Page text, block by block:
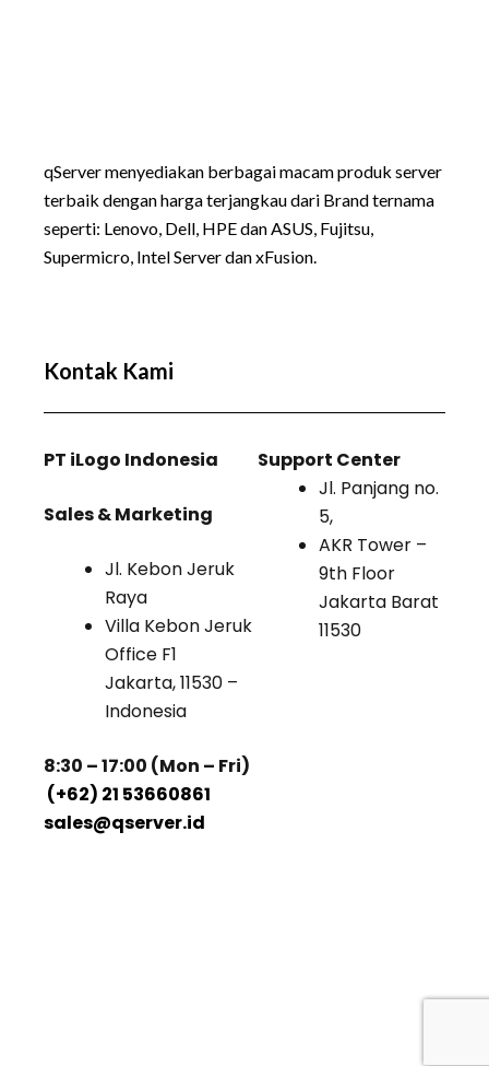
qServer menyediakan berbagai macam produk server
terbaik dengan harga terjangkau dari Brand ternama
seperti: Lenovo, Dell, HPE dan ASUS, Fujitsu,
Supermicro, Intel Server dan xFusion.
Kontak Kami
PT iLogo Indonesia
Sales & Marketing
Jl. Kebon Jeruk
Raya
Villa Kebon Jeruk
Office F1
Jakarta, 11530 –
Indonesia
8:30 – 17:00 (Mon – Fri)
(+62) 21 53660861
sales@qserver.id
Support Center
Jl. Panjang no.
5,
AKR Tower –
9th Floor
Jakarta Barat
11530